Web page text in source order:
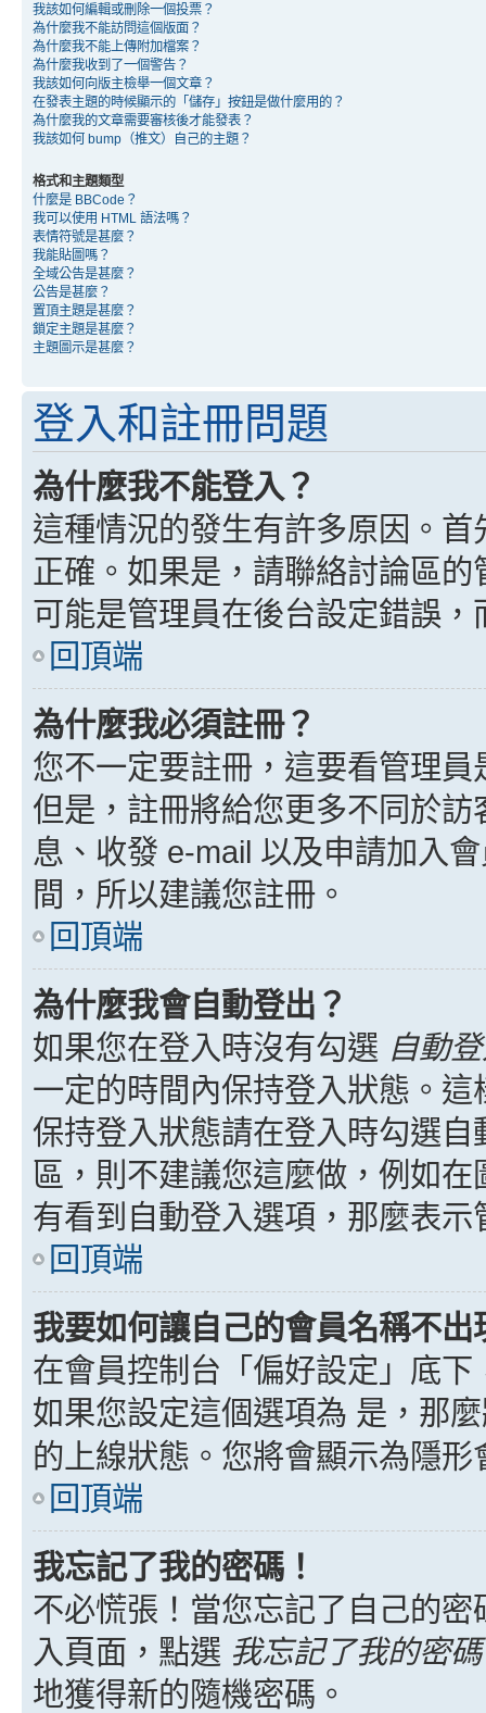
我該如何編輯或刪除一個投票？
為什麼我不能訪問這個版面？
為什麼我不能上傳附加檔案？
為什麼我收到了一個警告？
我該如何向版主檢舉一個文章？
在發表主題的時候顯示的「儲存」按鈕是做什麼用的？
為什麼我的文章需要審核後才能發表？
我該如何 bump（推文）自己的主題？
格式和主題類型
什麼是 BBCode？
我可以使用 HTML 語法嗎？
表情符號是甚麼？
我能貼圖嗎？
全域公告是甚麼？
公告是甚麼？
置頂主題是甚麼？
鎖定主題是甚麼？
主題圖示是甚麼？
登入和註冊問題
為什麼我不能登入？
這種情況的發生有許多原因。
正確。如果是，請聯絡討論區
可能是管理員在後台設定錯誤
回頂端
為什麼我必須註冊？
您不一定要註冊，這要看管理
但是，註冊將給您更多不同於
息、收發 e-mail 以及申請加入
間，所以建議您註冊。
回頂端
為什麼我會自動登出？
如果您在登入時沒有勾選 自動
一定的時間內保持登入狀態。
保持登入狀態請在登入時勾選
區，則不建議您這麼做，例如
有看到自動登入選項，那麼表
回頂端
我要如何讓自己的會員名稱不
在會員控制台「偏好設定」底
如果您設定這個選項為 是 ，那
的上線狀態。您將會顯示為隱形
回頂端
我忘記了我的密碼！
不必慌張！當您忘記了自己的
入頁面，點選 我忘記了我的密碼
地獲得新的隨機密碼。